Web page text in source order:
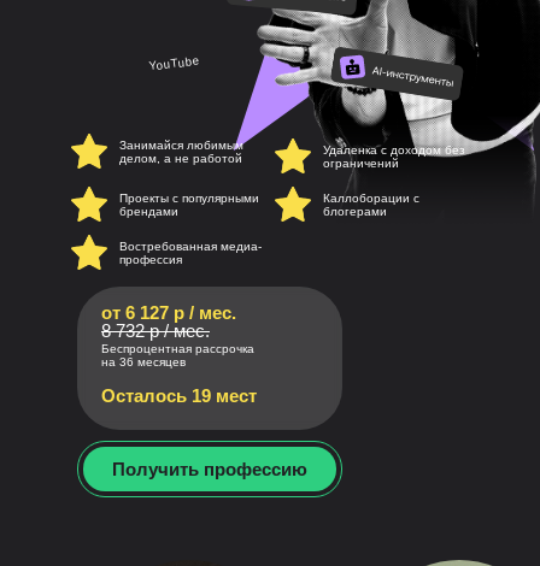
от 6 127 р / мес.
8 732 р / мес.
Осталось 19 мест
Беспроцентная рассрочка
на 36 месяцев
Занимайся любимым
делом, а не работой
Удаленка с доходом без
ограничений
Проекты с популярными
брендами
Каллоборации с
блогерами
Востребованная медиа-
профессия
Получить профессию